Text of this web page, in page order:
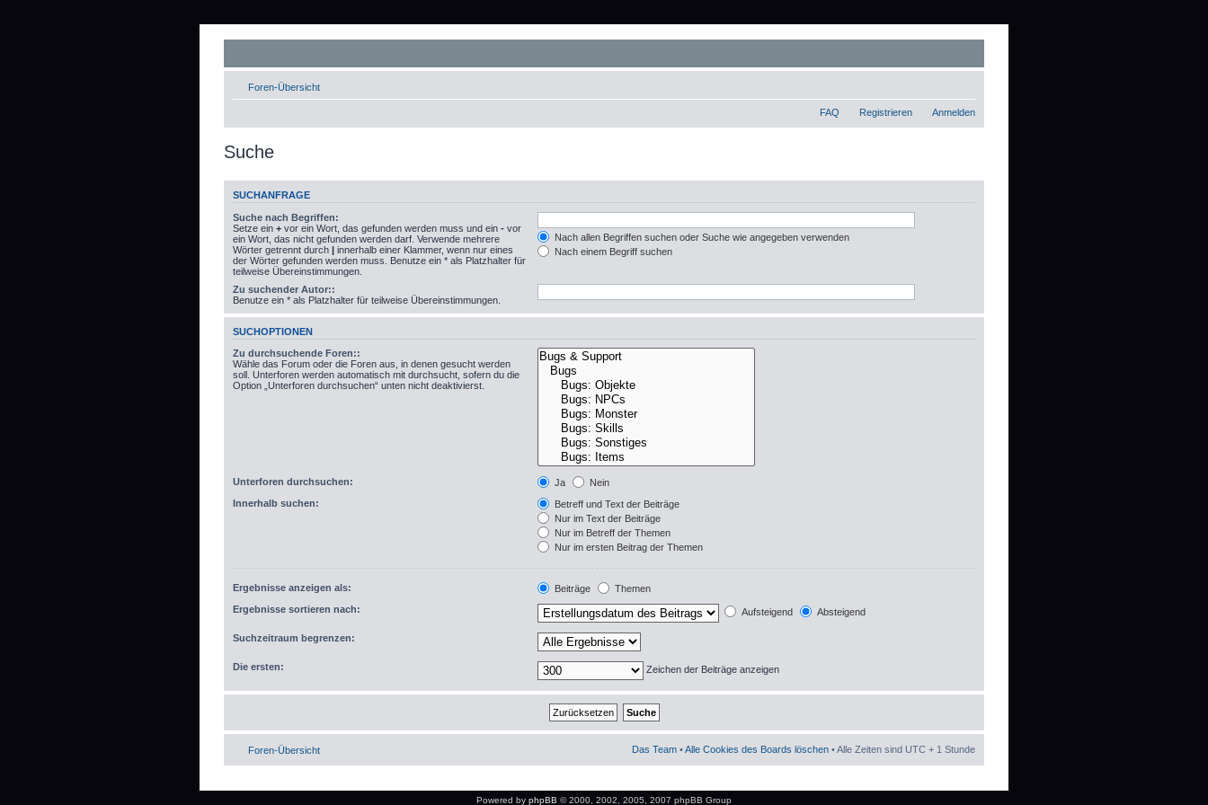
Foren-Übersicht
FAQ Registrieren Anmelden
Suche
SUCHANFRAGE
Suche nach Begriffen:
Setze ein + vor ein Wort, das gefunden werden muss und ein - vor
ein Wort, das nicht gefunden werden darf. Verwende mehrere
Wörter getrennt durch | innerhalb einer Klammer, wenn nur eines
der Wörter gefunden werden muss. Benutze ein * als Platzhalter für
teilweise Übereinstimmungen.
Nach allen Begriffen suchen oder Suche wie angegeben verwenden
Nach einem Begriff suchen
Zu suchender Autor::
Benutze ein * als Platzhalter für teilweise Übereinstimmungen.
SUCHOPTIONEN
Zu durchsuchende Foren::
Wähle das Forum oder die Foren aus, in denen gesucht werden
soll. Unterforen werden automatisch mit durchsucht, sofern du die
Option „Unterforen durchsuchen“ unten nicht deaktivierst.
Unterforen durchsuchen: Ja
Nein
Innerhalb suchen:
Betreff und Text der Beiträge
Nur im Text der Beiträge
Nur im Betreff der Themen
Nur im ersten Beitrag der Themen
Ergebnisse anzeigen als: Beiträge
Themen
Ergebnisse sortieren nach:
Aufsteigend Absteigend
Suchzeitraum begrenzen:
Die ersten: Zeichen der Beiträge anzeigen
Foren-Übersicht Das Team •Alle Cookies des Boards löschen • Alle Zeiten sind UTC + 1 Stunde
Powered by phpBB © 2000, 2002, 2005, 2007 phpBB Group